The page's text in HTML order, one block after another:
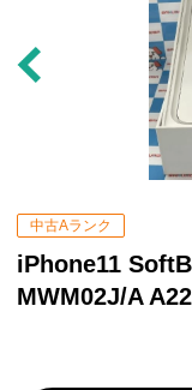
中古Aランク
iPhone11
MWM02J/A